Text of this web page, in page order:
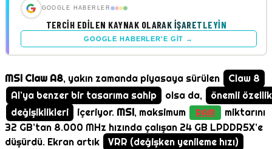
GOOGLE HABERLER
TERCIH EDILEN KAYNAK OLARAK İŞARETLEYIN
GOOGLE HABERLER'E GIT →
MSI Claw A8, yakın zamanda piyasaya sürülen
Claw 8
AI’ya benzer bir tasarıma sahip
olsa da,
önemli özellik
değişiklikleri
içeriyor. MSI, maksimum RAM
miktarını
32 GB’tan 8.000 MHz hızında çalışan 24 GB LPDDR5X’e
düşürdü. Ekran artık
VRR (değişken yenileme hızı)